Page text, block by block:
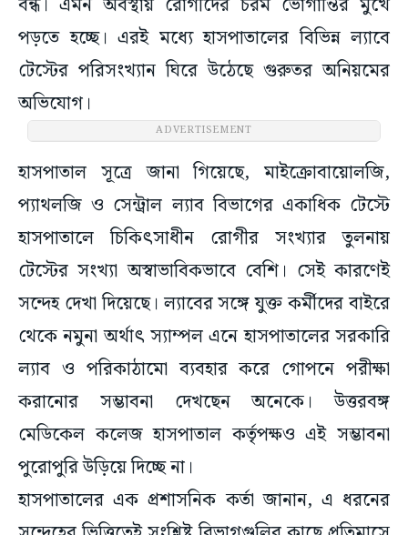
পড়তে হচ্ছে। এরই মধ্যে হাসপাতালের বিভিন্ন ল্যাবে
টেস্টের পরিসংখ্যান ঘিরে উঠেছে গুরুতর অনিয়মের
অভিযোগ।
ADVERTISEMENT
হাসপাতাল সূত্রে জানা গিয়েছে, মাইক্রোবায়োলজি,
প্যাথলজি ও সেন্ট্রাল ল্যাব বিভাগের একাধিক টেস্টে
হাসপাতালে চিকিৎসাধীন রোগীর সংখ্যার তুলনায়
টেস্টের সংখ্যা অস্বাভাবিকভাবে বেশি। সেই কারণেই
সন্দেহ দেখা দিয়েছে। ল্যাবের সঙ্গে যুক্ত কর্মীদের বাইরে
থেকে নমুনা অর্থাৎ স্যাম্পল এনে হাসপাতালের সরকারি
ল্যাব ও পরিকাঠামো ব্যবহার করে গোপনে পরীক্ষা
করানোর সম্ভাবনা দেখছেন অনেকে। উত্তরবঙ্গ
মেডিকেল কলেজ হাসপাতাল কর্তৃপক্ষও এই সম্ভাবনা
পুরোপুরি উড়িয়ে দিচ্ছে না।
হাসপাতালের এক প্রশাসনিক কর্তা জানান, এ ধরনের